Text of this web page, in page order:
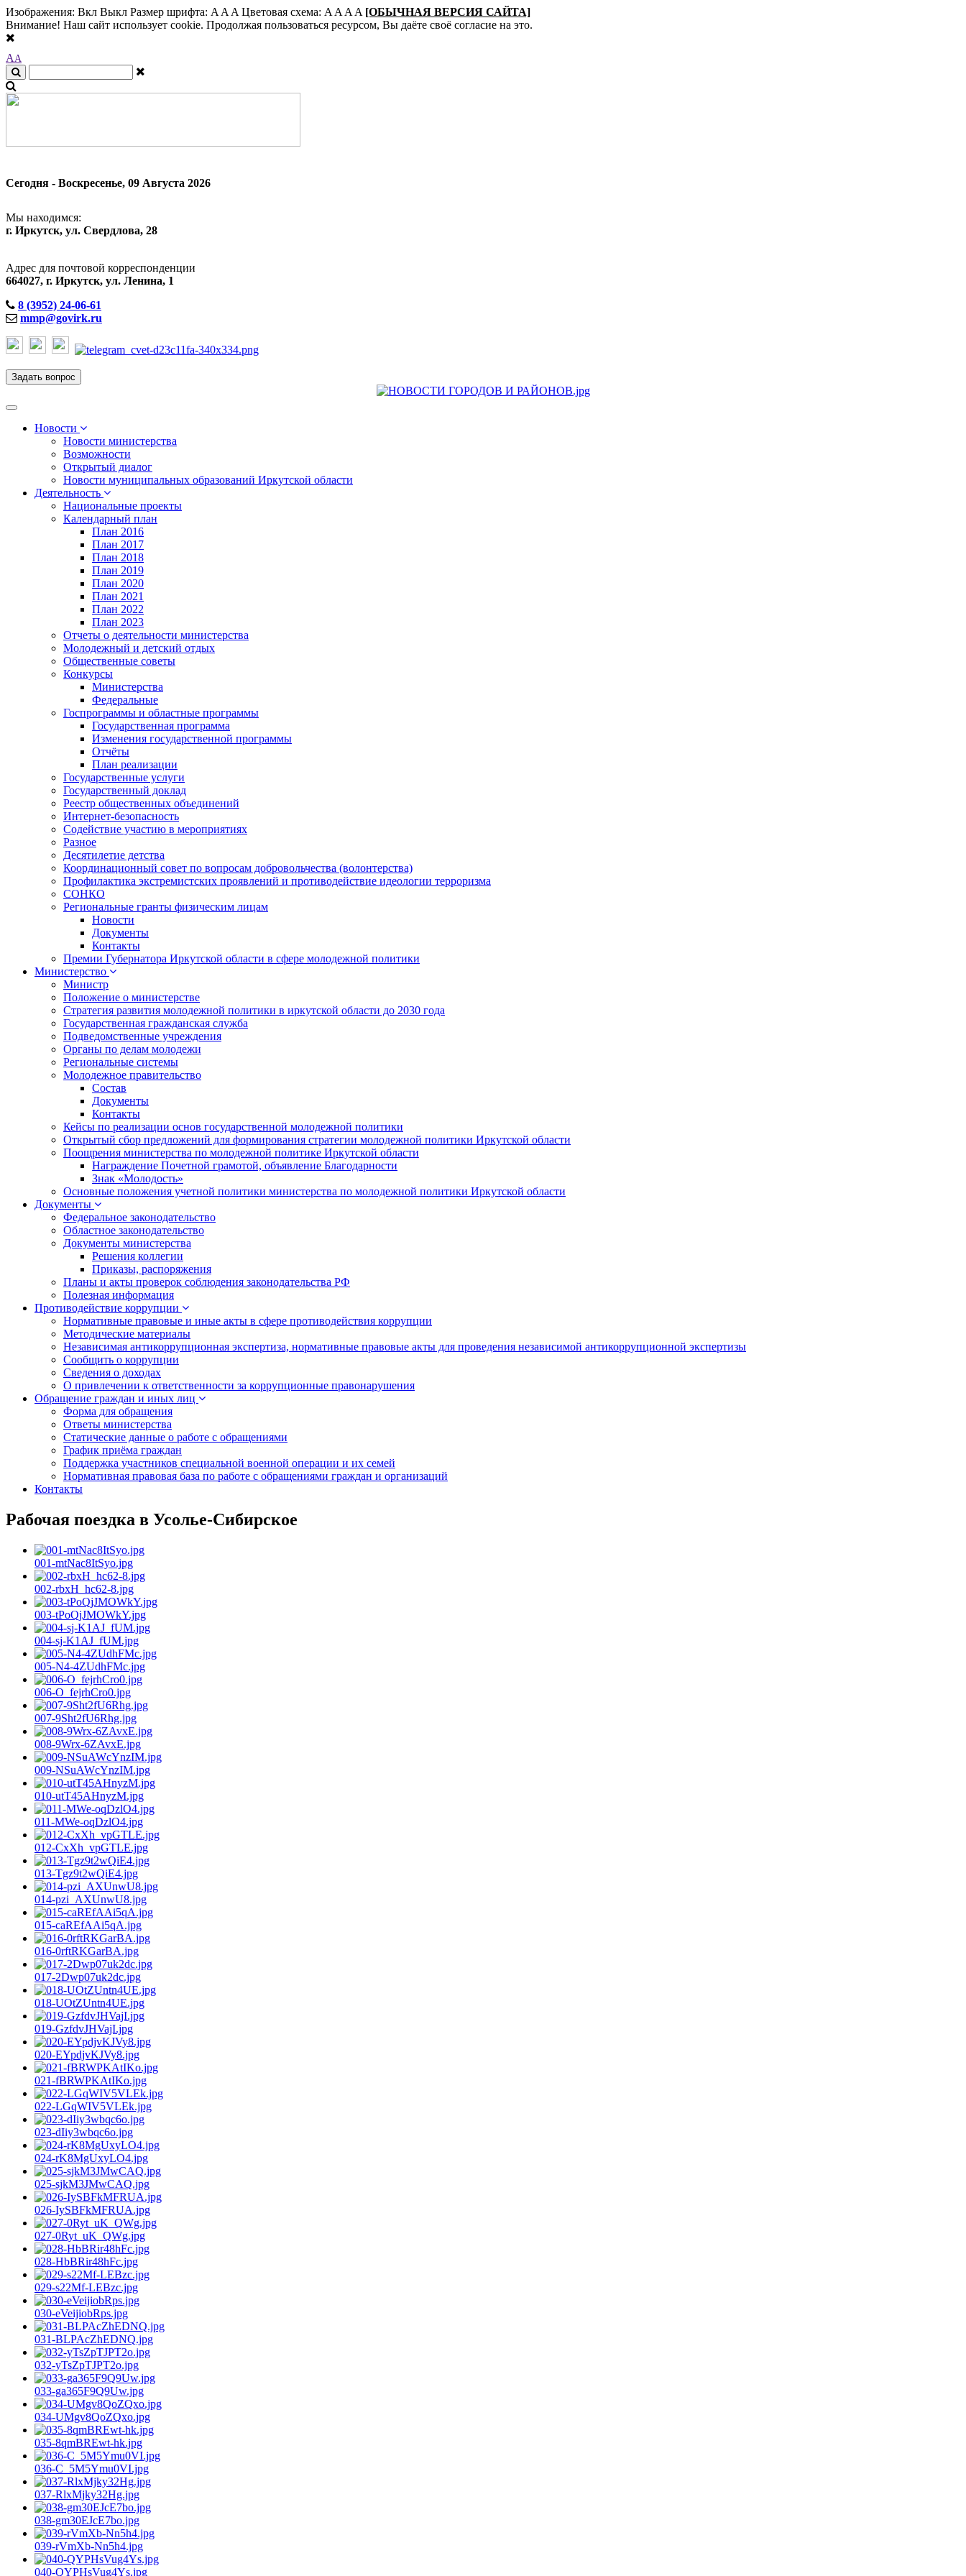
Изображения: Вкл Выкл Размер шрифта: A A A Цветовая схема: A A A A [ОБЫЧНАЯ ВЕРСИЯ САЙТА]
Внимание! Наш сайт использует cookie. Продолжая пользоваться ресурсом, Вы даёте своё согласие на это.
AA
Сегодня - Воскресенье, 09 Августа 2026
Мы находимся:
г. Иркутск, ул. Свердлова, 28
Адрес для почтовой корреспонденции
664027, г. Иркутск, ул. Ленина, 1
8 (3952) 24-06-61
mmp@govirk.ru
Задать вопрос
Toggle
navigationНовости
Новости министерства
Возможности
Открытый диалог
Новости муниципальных образований Иркутской области
Деятельность
Национальные проекты
Календарный план
План 2016
План 2017
План 2018
План 2019
План 2020
План 2021
План 2022
План 2023
Отчеты о деятельности министерства
Молодежный и детский отдых
Общественные советы
Конкурсы
Министерства
Федеральные
Госпрограммы и областные программы
Государственная программа
Изменения государственной программы
Отчёты
План реализации
Государственные услуги
Государственный доклад
Реестр общественных объединений
Интернет-безопасность
Содействие участию в мероприятиях
Разное
Десятилетие детства
Координационный совет по вопросам добровольчества (волонтерства)
Профилактика экстремистских проявлений и противодействие идеологии терроризма
СОНКО
Региональные гранты физическим лицам
Новости
Документы
Контакты
Премии Губернатора Иркутской области в сфере молодежной политики
Министерство
Министр
Положение о министерстве
Стратегия развития молодежной политики в иркутской области до 2030 года
Государственная гражданская служба
Подведомственные учреждения
Органы по делам молодежи
Региональные системы
Молодежное правительство
Состав
Документы
Контакты
Кейсы по реализации основ государственной молодежной политики
Открытый сбор предложений для формирования стратегии молодежной политики Иркутской области
Поощрения министерства по молодежной политике Иркутской области
Награждение Почетной грамотой, объявление Благодарности
Знак «Молодость»
Основные положения учетной политики министерства по молодежной политики Иркутской области
Документы
Федеральное законодательство
Областное законодательство
Документы министерства
Решения коллегии
Приказы, распоряжения
Планы и акты проверок соблюдения законодательства РФ
Полезная информация
Противодействие коррупции
Нормативные правовые и иные акты в сфере противодействия коррупции
Методические материалы
Независимая антикоррупционная экспертиза, нормативные правовые акты для проведения независимой антикоррупционной экспертизы
Сообщить о коррупции
Сведения о доходах
О привлечении к ответственности за коррупционные правонарушения
Обращение граждан и иных лиц
Форма для обращения
Ответы министерства
Статические данные о работе с обращениями
График приёма граждан
Поддержка участников специальной военной операции и их семей
Нормативная правовая база по работе с обращениями граждан и организаций
Контакты
Рабочая поездка в Усолье-Сибирское
001-mtNac8ItSyo.jpg
002-rbxH_hc62-8.jpg
003-tPoQjJMOWkY.jpg
004-sj-K1AJ_fUM.jpg
005-N4-4ZUdhFMc.jpg
006-O_fejrhCro0.jpg
007-9Sht2fU6Rhg.jpg
008-9Wrx-6ZAvxE.jpg
009-NSuAWcYnzIM.jpg
010-utT45AHnyzM.jpg
011-MWe-oqDzlO4.jpg
012-CxXh_vpGTLE.jpg
013-Tgz9t2wQiE4.jpg
014-pzi_AXUnwU8.jpg
015-caREfAAi5qA.jpg
016-0rftRKGarBA.jpg
017-2Dwp07uk2dc.jpg
018-UOtZUntn4UE.jpg
019-GzfdvJHVajI.jpg
020-EYpdjvKJVy8.jpg
021-fBRWPKAtIKo.jpg
022-LGqWIV5VLEk.jpg
023-dIiy3wbqc6o.jpg
024-rK8MgUxyLO4.jpg
025-sjkM3JMwCAQ.jpg
026-IySBFkMFRUA.jpg
027-0Ryt_uK_QWg.jpg
028-HbBRir48hFc.jpg
029-s22Mf-LEBzc.jpg
030-eVeijiobRps.jpg
031-BLPAcZhEDNQ.jpg
032-yTsZpTJPT2o.jpg
033-ga365F9Q9Uw.jpg
034-UMgv8QoZQxo.jpg
035-8qmBREwt-hk.jpg
036-C_5M5Ymu0VI.jpg
037-RlxMjky32Hg.jpg
038-gm30EJcE7bo.jpg
039-rVmXb-Nn5h4.jpg
040-QYPHsVug4Ys.jpg